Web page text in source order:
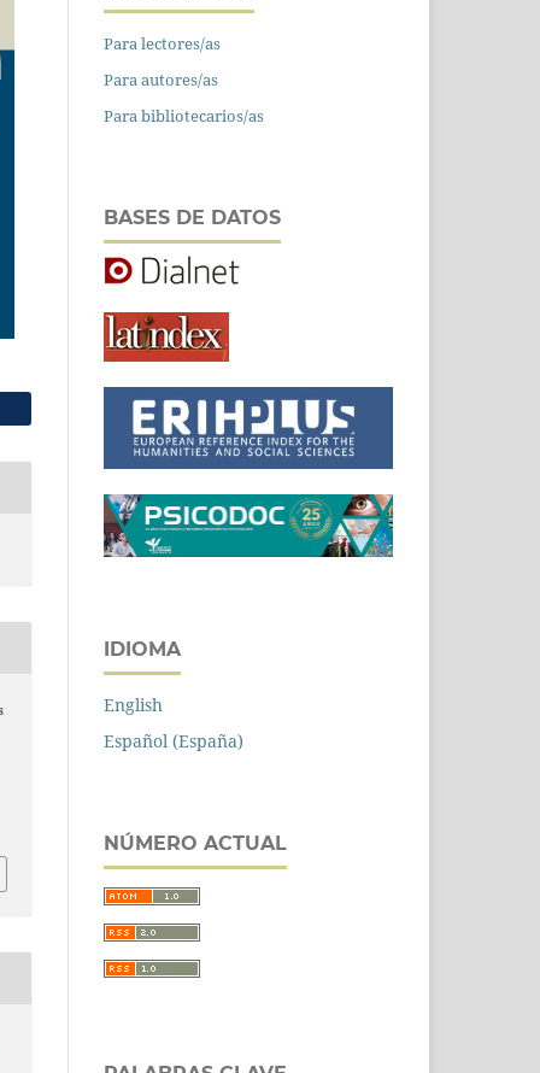
Para lectores/as
Para autores/as
Para bibliotecarios/as
BASES DE DATOS
IDIOMA
English
Español (España)
NÚMERO ACTUAL